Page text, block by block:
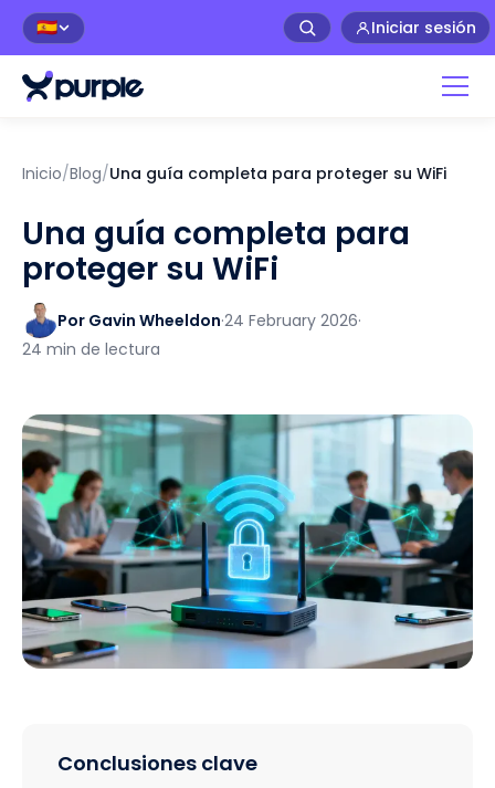
🇪🇸 Iniciar sesión
Inicio/Blog/Una guía completa para proteger su WiFi
Una guía completa para
proteger su WiFi
Por Gavin Wheeldon·24 February 2026·
24 min de lectura
Conclusiones clave